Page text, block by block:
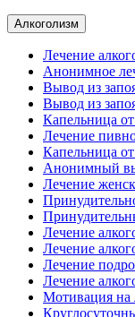
Алкоголизм
Лечение
Анонимное
Вывод из
Вывод из
Капельница от
Лечение
Капельница
Анонимный
Лечение
Лечение
Лечение
Лечение
Лечение
Мотивация на